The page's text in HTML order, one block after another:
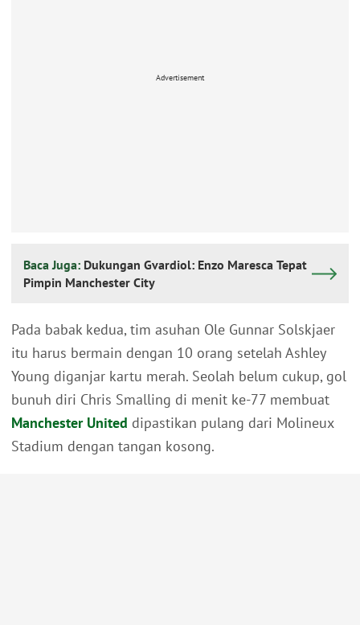
Advertisement
Baca Juga: Dukungan Gvardiol: Enzo Maresca Tepat
Pimpin Manchester City
Pada babak kedua, tim asuhan Ole Gunnar Solskjaer
itu harus bermain dengan 10 orang setelah Ashley
Young diganjar kartu merah. Seolah belum cukup, gol
bunuh diri Chris Smalling di menit ke-77 membuat
Manchester United dipastikan pulang dari Molineux
Stadium dengan tangan kosong.